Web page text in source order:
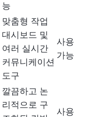
능
맞춤형 작업
대시보드 및
여러 실시간
커뮤니케이션
도구
사용
가능
깔끔하고 논
리적으로 구
사용